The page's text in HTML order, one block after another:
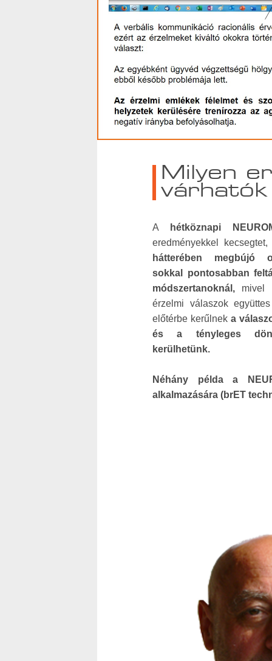
Milyen
várhatók
A hétköznapi
eredményekkel
hátterében megbújó
sokkal pontosabban
módszertanoknál, mivel
érzelmi válaszok
előtérbe kerűlneka
és a tényleges
kerülhetünk.
Néhány példa a
alkalmazására (brET